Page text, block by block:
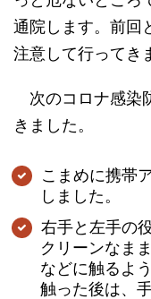
通院します。前回
注意して行ってき
次のコロナ感染
きました。
こまめに携帯
しました。
右手と左手の
クリーンなま
などに触るよ
触った後は、